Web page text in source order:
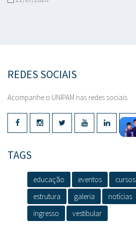
REDES SOCIAIS
Acompanhe o UNIPAM nas redes sociais.
TAGS
educação eventos cursos
estrutura
galeria notícias
ingresso
vestibular